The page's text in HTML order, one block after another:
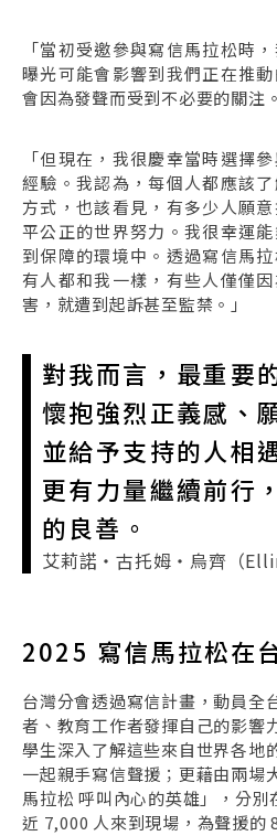
「當初受邀參與寫信馬拉松時
曝光可能會影響到我們正在推
會因為發聲而受到不必要的關注。
「但現在，我很慶幸當時選擇
經驗。我認為，每個人都應該
方式，也該看見，有多少人願
平公正的世界努力。我很幸運
到保障的環境中。透過寫信馬
有人都和我一樣，有些人僅僅
害，就遭到起訴甚至監禁。」
對我而言，最重要
懷抱強烈正義感、
並給予支持的人相
更有力量繼續前行
的良善。
艾莉諾・古托姆・烏齊（
2025 寫信馬拉松在
台灣分會透過寫信計畫，動員全
者、教育工作者發揮自己的影響
學生深入了解這些來自世界各地
一起親手寫信聲援；更藉由兩場
馬拉松 呼叫內心的英雄」，分
近 7,000 人來到現場，為聲援的